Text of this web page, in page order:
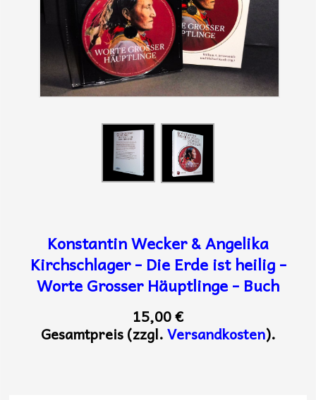
Konstantin Wecker & Angelika
Kirchschlager - Die Erde ist heilig -
Worte Grosser Häuptlinge - Buch
15,00 €
Gesamtpreis (zzgl.Versandkosten).